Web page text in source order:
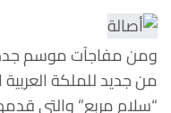
ومن مفاجآت موسم
من جديد للملكة
“سلام مربع” والتي